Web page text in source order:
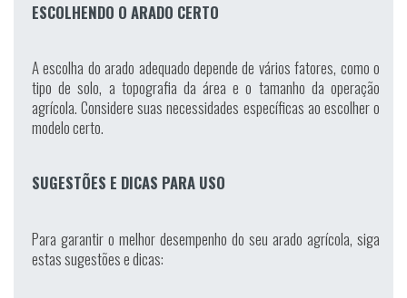
ESCOLHENDO O ARADO CERTO
A escolha do arado adequado depende de vários fatores, como o
tipo de solo, a topografia da área e o tamanho da operação
agrícola. Considere suas necessidades específicas ao escolher o
modelo certo.
SUGESTÕES E DICAS PARA USO
Para garantir o melhor desempenho do seu arado agrícola, siga
estas sugestões e dicas: